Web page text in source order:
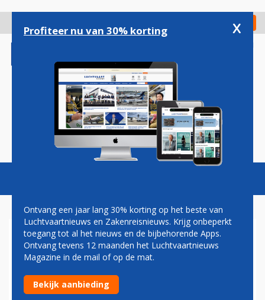
gaan
Check in
Magazine Podcasts Vacatures
SAS OPNIEUW 'S WERELDS
MEEST PUNCTUELE
LUCHTVAARTMAATSCHAPPIJ
Profiteer nu van 30% korting x
Ontvang een jaar lang 30% korting op het beste van
Luchtvaartnieuws en Zakenreisnieuws. Krijg onbeperkt
toegang tot al het nieuws en de bijbehorende Apps.
Ontvang tevens 12 maanden het Luchtvaartnieuws
Magazine in de mail of op de mat.
Bekijk aanbieding